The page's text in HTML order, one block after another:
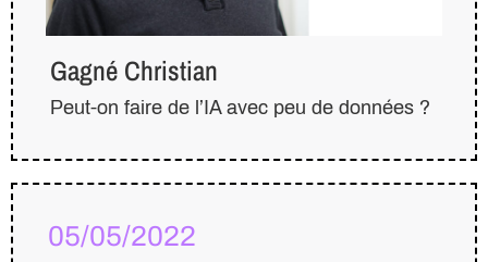
Gagné Christian
Peut-on faire de l’IA avec peu de données ?
05/05/2022